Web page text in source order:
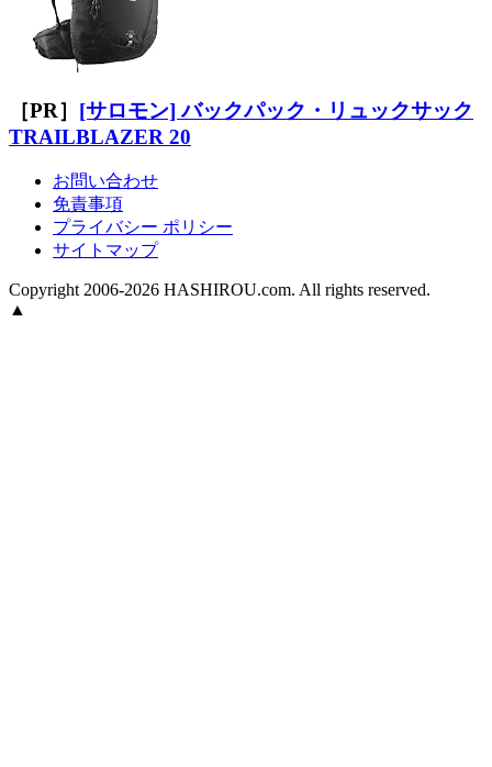
［PR］ [サロモン] バックパック・リュックサック
TRAILBLAZER 20
お問い合わせ
免責事項
プライバシー ポリシー
サイトマップ
Copyright 2006-2026 HASHIROU.com. All rights reserved.
▲